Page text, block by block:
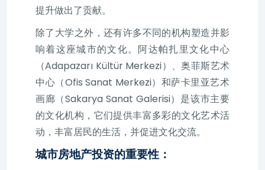
提升做出了贡献。
除了大学之外，还有许多不同的机构塑造并影
响着这座城市的文化。阿达帕扎里文化中心
（Adapazarı Kültür Merkezi）、奥菲斯艺术
中心（Ofis Sanat Merkezi）和萨卡里亚艺术
画廊（Sakarya Sanat Galerisi）是该市主要
的文化机构，它们提供丰富多彩的文化艺术活
动，丰富居民的生活，并促进文化交流。
城市房地产投资的重要性：